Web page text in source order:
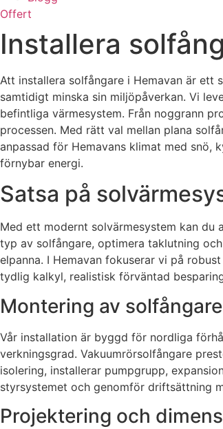
Offert
Installera
Att installera solfångare i Hemavan är ett
samtidigt minska sin miljöpåverkan. Vi
befintliga värmesystem. Från noggrann
processen. Med rätt val mellan plana
anpassad för Hemavans klimat med snö,
förnybar energi.
Satsa på
Med ett modernt solvärmesystem kan du
typ av solfångare, optimera taklutning
elpanna. I Hemavan fokuserar vi på
tydlig kalkyl, realistisk förväntad
Montering av
Vår installation är byggd för nordliga
verkningsgrad. Vakuumrörsolfångare
isolering, installerar pumpgrupp,
styrsystemet och genomför driftsättning
Projektering och